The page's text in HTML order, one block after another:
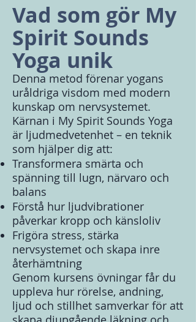
Vad som gör My
Spirit Sounds
Yoga unik
Denna metod förenar yogans
uråldriga visdom med modern
kunskap om nervsystemet.
Kärnan i My Spirit Sounds Yoga
är ljudmedvetenhet – en teknik
som hjälper dig att:
Transformera smärta och
spänning till lugn, närvaro och
balans
Förstå hur ljudvibrationer
påverkar kropp och känsloliv
Frigöra stress, stärka
nervsystemet och skapa inre
återhämtning
Genom kursens övningar får du
uppleva hur rörelse, andning,
ljud och stillhet samverkar för att